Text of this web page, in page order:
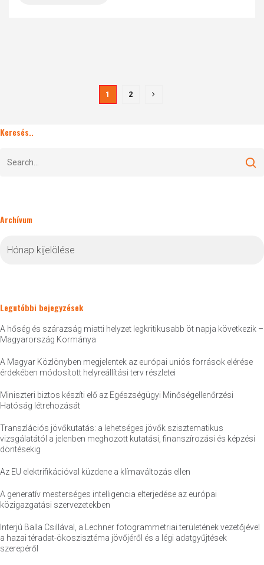
1 2
Keresés..
Archívum
Legutóbbi bejegyzések
A hőség és szárazság miatti helyzet legkritikusabb öt napja következik –
Magyarország Kormánya
A Magyar Közlönyben megjelentek az európai uniós források elérése
érdekében módosított helyreállítási terv részletei
Miniszteri biztos készíti elő az Egészségügyi Minőségellenőrzési
Hatóság létrehozását
Transzlációs jövőkutatás: a lehetséges jövők szisztematikus
vizsgálatától a jelenben meghozott kutatási, finanszírozási és képzési
döntésekig
Az EU elektrifikációval küzdene a klímaváltozás ellen
A generatív mesterséges intelligencia elterjedése az európai
közigazgatási szervezetekben
Interjú Balla Csillával, a Lechner fotogrammetriai területének vezetőjével
a hazai téradat-ökoszisztéma jövőjéről és a légi adatgyűjtések
szerepéről